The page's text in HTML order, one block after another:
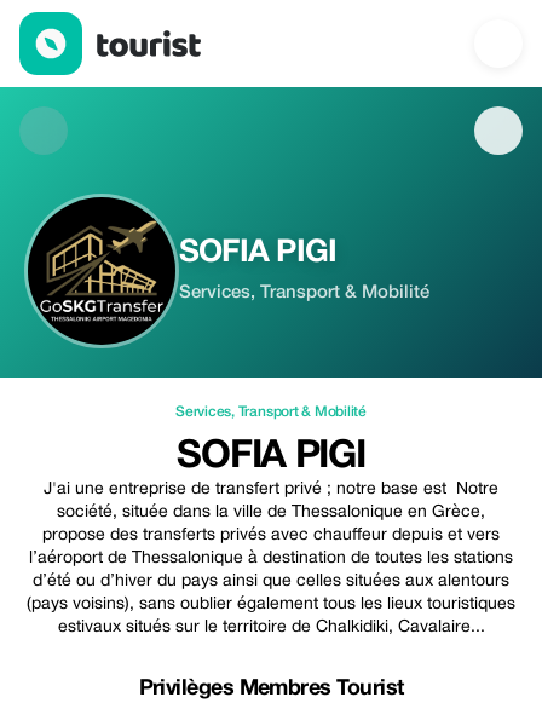
SOFIA PIGI — Services | Up to 20% off | Tourist
SOFIA PIGI
Services, Transport & Mobilité
Services, Transport & Mobilité
SOFIA PIGI
J'ai une entreprise de transfert privé ; notre base est Notre
société, située dans la ville de Thessalonique en Grèce,
propose des transferts privés avec chauffeur depuis et vers
l’aéroport de Thessalonique à destination de toutes les stations
d’été ou d’hiver du pays ainsi que celles situées aux alentours
(pays voisins), sans oublier également tous les lieux touristiques
estivaux situés sur le territoire de Chalkidiki, Cavalaire...
Privilèges Membres Tourist